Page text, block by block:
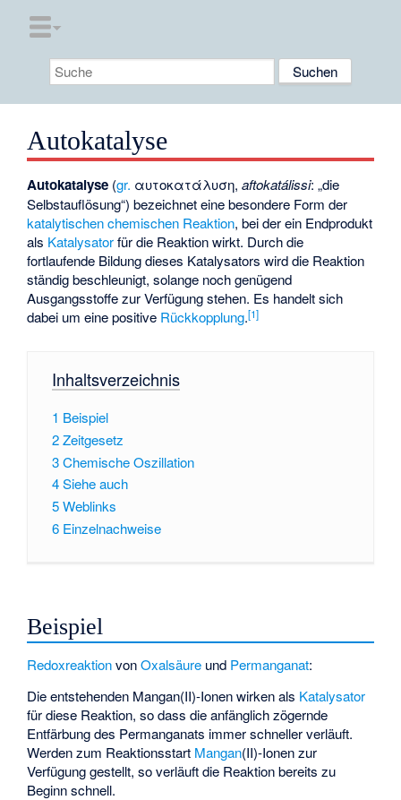
Autokatalyse
Autokatalyse (gr. αυτοκατάλυση,aftokatálissi: „die
Selbstauflösung“) bezeichnet eine besondere Form der
katalytischen chemischen Reaktion, bei der ein Endprodukt
als Katalysatorfür die Reaktion wirkt. Durch die
fortlaufende Bildung dieses Katalysators wird die Reaktion
ständig beschleunigt, solange noch genügend
Ausgangsstoffe zur Verfügung stehen. Es handelt sich
dabei um eine positive Rückkopplung.[1]
Inhaltsverzeichnis
1 Beispiel
2Zeitgesetz
3Chemische Oszillation
4Siehe auch
5Weblinks
6 Einzelnachweise
Beispiel
RedoxreaktionvonOxalsäure und Permanganat:
Die entstehenden Mangan(II)-Ionen wirken als Katalysator
für diese Reaktion, so dass die anfänglich zögernde
Entfärbung des Permanganats immer schneller verläuft.
Werden zum Reaktionsstart Mangan(II)-Ionen zur
Verfügung gestellt, so verläuft die Reaktion bereits zu
Beginn schnell.